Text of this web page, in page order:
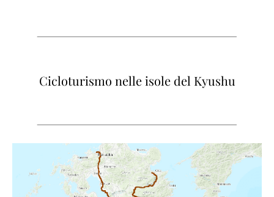
Cicloturismo nelle isole del Kyushu